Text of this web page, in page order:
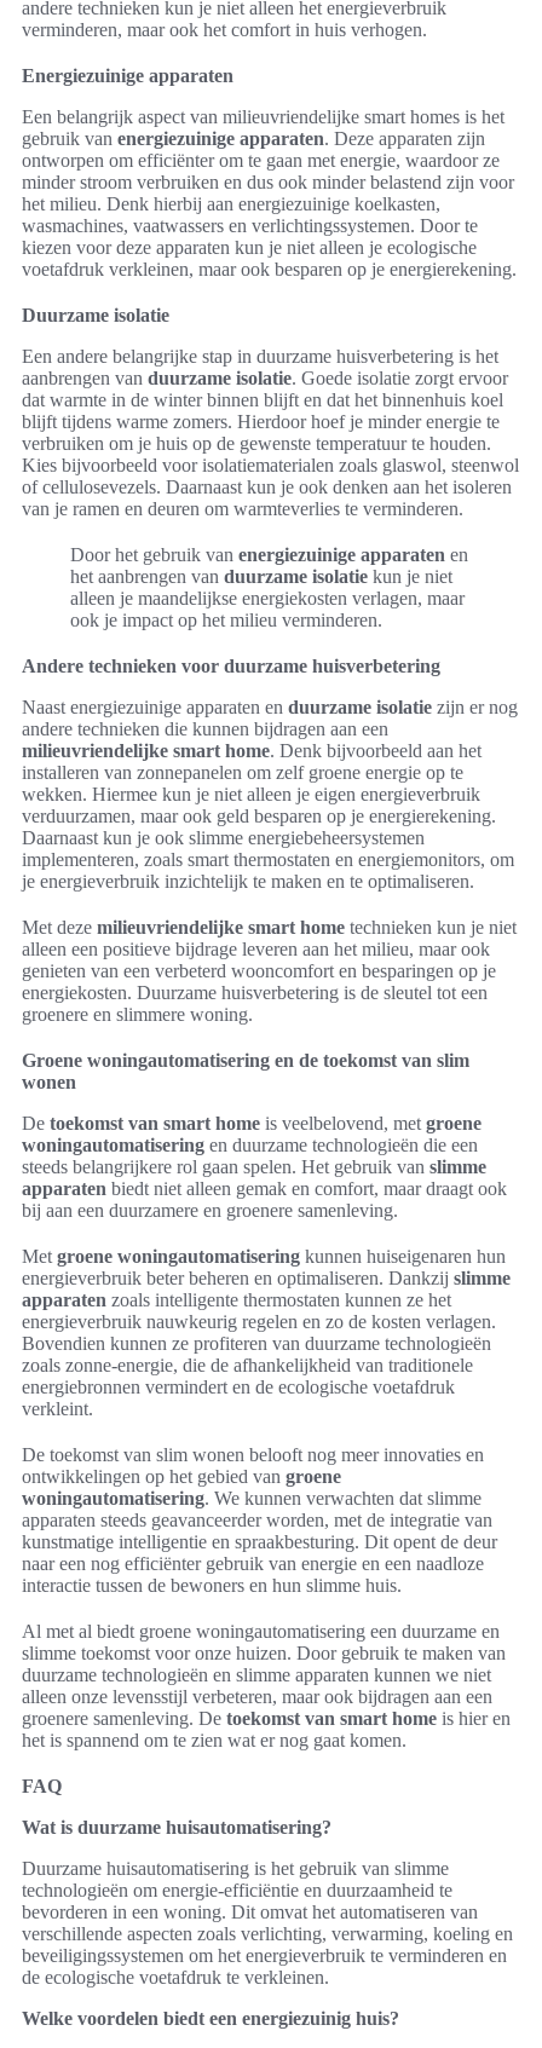
andere technieken kun je niet alleen het energieverbruik
verminderen, maar ook het comfort in huis verhogen.
Energiezuinige apparaten
Een belangrijk aspect van milieuvriendelijke smart homes is het
gebruik van energiezuinige apparaten. Deze apparaten zijn
ontworpen om efficiënter om te gaan met energie, waardoor ze
minder stroom verbruiken en dus ook minder belastend zijn voor
het milieu. Denk hierbij aan energiezuinige koelkasten,
wasmachines, vaatwassers en verlichtingssystemen. Door te
kiezen voor deze apparaten kun je niet alleen je ecologische
voetafdruk verkleinen, maar ook besparen op je energierekening.
Duurzame isolatie
Een andere belangrijke stap in duurzame huisverbetering is het
aanbrengen van duurzame isolatie. Goede isolatie zorgt ervoor
dat warmte in de winter binnen blijft en dat het binnenhuis koel
blijft tijdens warme zomers. Hierdoor hoef je minder energie te
verbruiken om je huis op de gewenste temperatuur te houden.
Kies bijvoorbeeld voor isolatiematerialen zoals glaswol, steenwol
of cellulosevezels. Daarnaast kun je ook denken aan het isoleren
van je ramen en deuren om warmteverlies te verminderen.
Door het gebruik van energiezuinige apparaten en
het aanbrengen van duurzame isolatie kun je niet
alleen je maandelijkse energiekosten verlagen, maar
ook je impact op het milieu verminderen.
Andere technieken voor duurzame huisverbetering
Naast energiezuinige apparaten en duurzame isolatie zijn er nog
andere technieken die kunnen bijdragen aan een
milieuvriendelijke smart home. Denk bijvoorbeeld aan het
installeren van zonnepanelen om zelf groene energie op te
wekken. Hiermee kun je niet alleen je eigen energieverbruik
verduurzamen, maar ook geld besparen op je energierekening.
Daarnaast kun je ook slimme energiebeheersystemen
implementeren, zoals smart thermostaten en energiemonitors, om
je energieverbruik inzichtelijk te maken en te optimaliseren.
Met deze milieuvriendelijke smart home technieken kun je niet
alleen een positieve bijdrage leveren aan het milieu, maar ook
genieten van een verbeterd wooncomfort en besparingen op je
energiekosten. Duurzame huisverbetering is de sleutel tot een
groenere en slimmere woning.
Groene woningautomatisering en de toekomst van slim
wonen
De toekomst van smart home is veelbelovend, met groene
woningautomatisering en duurzame technologieën die een
steeds belangrijkere rol gaan spelen. Het gebruik van slimme
apparaten biedt niet alleen gemak en comfort, maar draagt ook
bij aan een duurzamere en groenere samenleving.
Met groene woningautomatisering kunnen huiseigenaren hun
energieverbruik beter beheren en optimaliseren. Dankzij slimme
apparaten zoals intelligente thermostaten kunnen ze het
energieverbruik nauwkeurig regelen en zo de kosten verlagen.
Bovendien kunnen ze profiteren van duurzame technologieën
zoals zonne-energie, die de afhankelijkheid van traditionele
energiebronnen vermindert en de ecologische voetafdruk
verkleint.
De toekomst van slim wonen belooft nog meer innovaties en
ontwikkelingen op het gebied van groene
woningautomatisering. We kunnen verwachten dat slimme
apparaten steeds geavanceerder worden, met de integratie van
kunstmatige intelligentie en spraakbesturing. Dit opent de deur
naar een nog efficiënter gebruik van energie en een naadloze
interactie tussen de bewoners en hun slimme huis.
Al met al biedt groene woningautomatisering een duurzame en
slimme toekomst voor onze huizen. Door gebruik te maken van
duurzame technologieën en slimme apparaten kunnen we niet
alleen onze levensstijl verbeteren, maar ook bijdragen aan een
groenere samenleving. De toekomst van smart home is hier en
het is spannend om te zien wat er nog gaat komen.
FAQ
Wat is duurzame huisautomatisering?
Duurzame huisautomatisering is het gebruik van slimme
technologieën om energie-efficiëntie en duurzaamheid te
bevorderen in een woning. Dit omvat het automatiseren van
verschillende aspecten zoals verlichting, verwarming, koeling en
beveiligingssystemen om het energieverbruik te verminderen en
de ecologische voetafdruk te verkleinen.
Welke voordelen biedt een energiezuinig huis?